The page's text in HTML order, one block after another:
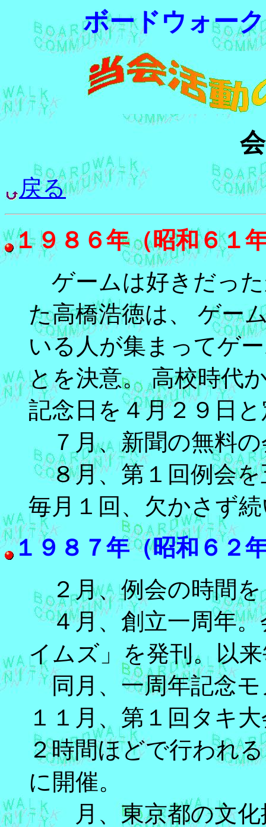
ボードウォー
戻る
１９８６年（昭和６１
ゲームは好きだっ
た高橋浩徳は、 ゲー
いる人が集まってゲ
とを決意。 高校時代
記念日を４月２９日
７月、新聞の無料の
８月、第１回例会を
毎月１回、欠かさず
１９８７年（昭和６２
２月、例会の時間を
４月、創立一周年。
イムズ」を発刊。以
同月、一周年記念モ
１１月、第１回タキ
２時間ほどで行われ
に開催。
月、東京都の文化